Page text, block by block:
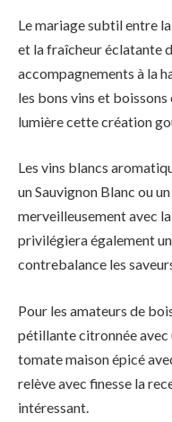
Le mariage subtil entre
et la fraîcheur éclatante
accompagnements à la
les bons vins et
lumière cette création
Les vins blancs
un Sauvignon Blanc ou
merveilleusement avec
privilégiera également
contrebalance les
Pour les amateurs de
pétillante citronnée avec
tomate maison épicé
relève avec finesse la
intéressant.